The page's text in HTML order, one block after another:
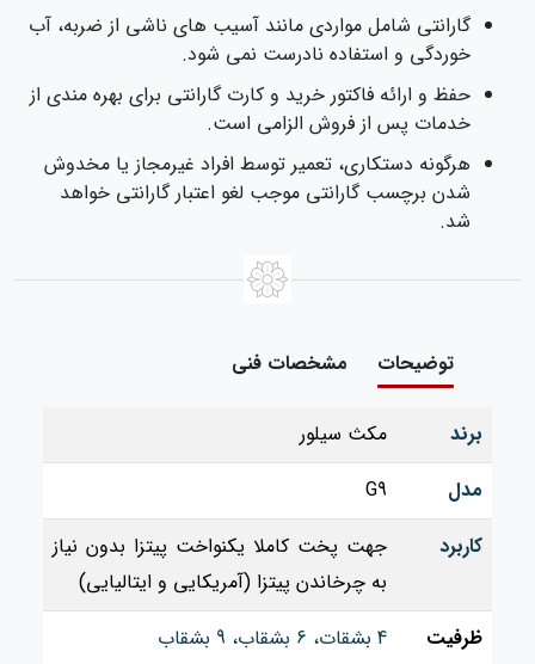
گارانتی شامل مواردی مانند آسیب‌ های ناشی از ضربه، آب‌
خوردگی و استفاده نادرست نمی‌ شود.
حفظ و ارائه فاکتور خرید و کارت گارانتی برای بهره‌ مندی از
خدمات پس از فروش الزامی است.
هرگونه دستکاری، تعمیر توسط افراد غیرمجاز یا مخدوش
شدن برچسب گارانتی موجب لغو اعتبار گارانتی خواهد
شد.
توضیحات مشخصات فنی
برند
مکث سیلور
مدل
G9
کاربرد
جهت پخت کاملا یکنواخت پیتزا بدون نیاز
به چرخاندن پیتزا (آمریکایی و ایتالیایی)
ظرفیت
4 بشقات، 6 بشقاب، 9 بشقاب